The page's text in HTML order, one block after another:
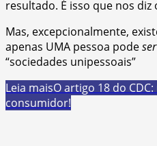
resultado. É isso que nos diz
Mas, excepcionalmente,
apenas UMA pessoa pode
“sociedades unipessoais”
Leia maisO artigo 18 do
consumidor!